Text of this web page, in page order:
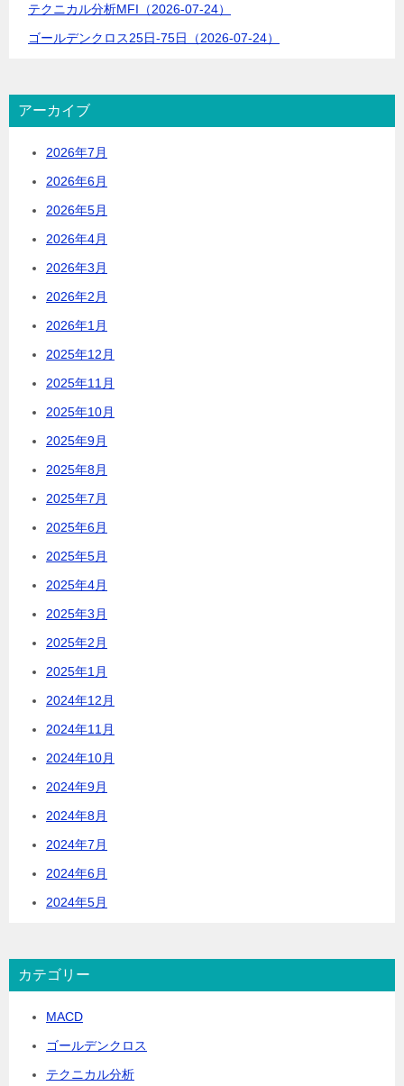
テクニカル分析MFI（2026-07-24）
ゴールデンクロス25日-75日（2026-07-24）
アーカイブ
2026年7月
2026年6月
2026年5月
2026年4月
2026年3月
2026年2月
2026年1月
2025年12月
2025年11月
2025年10月
2025年9月
2025年8月
2025年7月
2025年6月
2025年5月
2025年4月
2025年3月
2025年2月
2025年1月
2024年12月
2024年11月
2024年10月
2024年9月
2024年8月
2024年7月
2024年6月
2024年5月
カテゴリー
MACD
ゴールデンクロス
テクニカル分析